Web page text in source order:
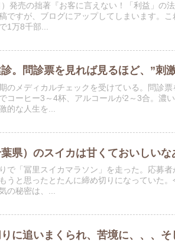
発売の拙著『お客に言えない！「利益」の
ですが、ブログにアップしてしまいます。
万8千部...
。問診票を見れば見るほど、”刺
のメディカルチェックを受けている。問診
コーヒー3～4杯、アルコールが2～3合。濃
的な人生を...
県）のスイカは甘くておいしいな
で「冨里スイカマラソン」を走った。応募
うと思ったとたんに締め切りになっていた
の秘密は、...
に追いまくられ、苦境に、、、